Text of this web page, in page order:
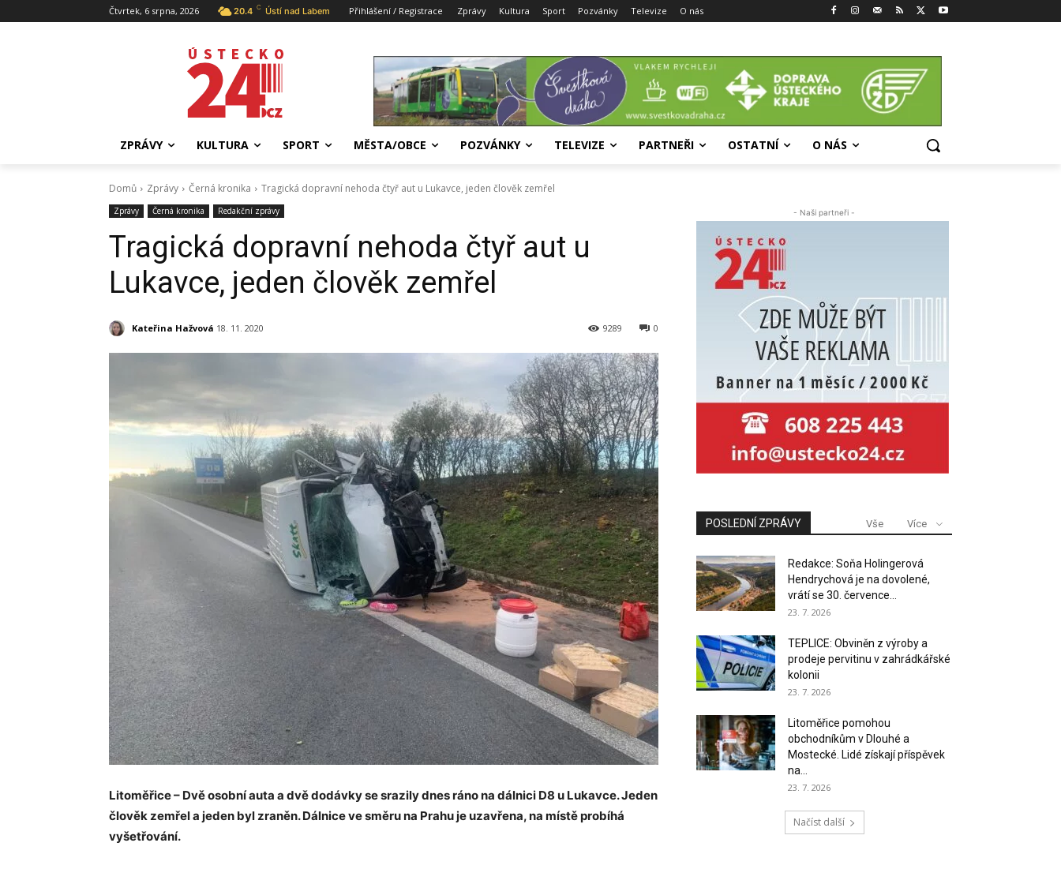
Čtvrtek, 6 srpna, 2026 20.4 C Ústí nad Labem Přihlášení / Registrace Zprávy Kultura Sport Pozvánky Televize O nás
ZPRÁVY KULTURA SPORT MĚSTA/OBCE POZVÁNKY TELEVIZE PARTNEŘI OSTATNÍ O NÁS
Domů Zprávy Černá kronika Tragická dopravní nehoda čtyř aut u Lukavce, jeden člověk zemřel
Zprávy Černá kronika Redakční zprávy
Tragická dopravní nehoda čtyř aut u
Lukavce, jeden člověk zemřel
Kateřina Hažvová 18. 11. 2020 0
9289
Litoměřice – Dvě osobní auta a dvě dodávky se srazily dnes ráno na dálnici D8 u Lukavce. Jeden
člověk zemřel a jeden byl zraněn. Dálnice ve směru na Prahu je uzavřena, na místě probíhá
vyšetřování.
- Naši partneři -
POSLEDNÍ ZPRÁVY Vše Více
Redakce: Soňa Holingerová
Hendrychová je na dovolené,
vrátí se 30. července...
23. 7. 2026
TEPLICE: Obviněn z výroby a
prodeje pervitinu v zahrádkářské
kolonii
23. 7. 2026
Litoměřice pomohou
obchodníkům v Dlouhé a
Mostecké. Lidé získají příspěvek
na...
23. 7. 2026
Načíst další